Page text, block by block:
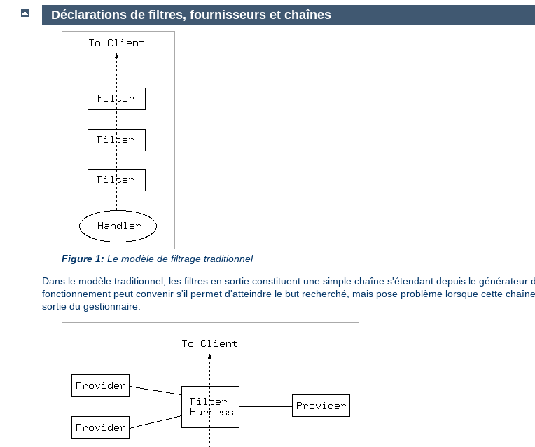
Déclarations de filtres, fournisseurs et chaînes
Figure 1: Le modèle de filtrage traditionnel
Dans le modèle traditionnel, les filtres en sortie constituent une simple chaîne s'étendant depuis le
fonctionnement peut convenir s'il permet d'atteindre le but recherché, mais pose problème lorsque cette
sortie du gestionnaire.